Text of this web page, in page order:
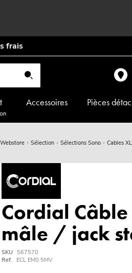
frais
Accessoires Pièces
Webstore Sélection Sélections Sono Cables
Cordial
mâle / jack
SKU 567570
Ref.
ECL EM0.5MV